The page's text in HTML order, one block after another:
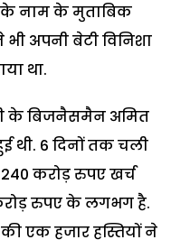
के नाम के मुताबिक
भी अपनी बेटी विनिशा
था.
के बिजनैसमैन अमित
थी. 6 दिनों तक चली
करोड़ रुपए खर्च
रुपए के लगभग है.
एक हजार हस्तियों ने